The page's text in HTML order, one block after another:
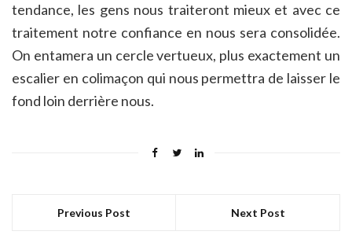
tendance, les gens nous traiteront mieux et avec ce
traitement notre confiance en nous sera consolidée.
On entamera un cercle vertueux, plus exactement un
escalier en colimaçon qui nous permettra de laisser le
fond loin derrière nous.
Previous Post Next Post